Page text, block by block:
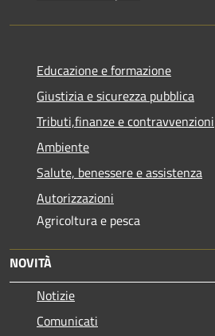
Educazione e formazione
Giustizia e sicurezza pubblica
Tributi,finanze e contravvenzioni
Ambiente
Salute, benessere e assistenza
Autorizzazioni
Agricoltura e pesca
NOVITÀ
Notizie
Comunicati